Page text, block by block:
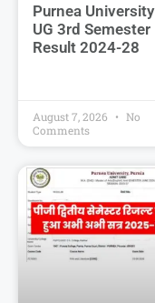
Purnea University
UG 3rd Semester
Result 2024-28
August 7, 2026
No
Comments